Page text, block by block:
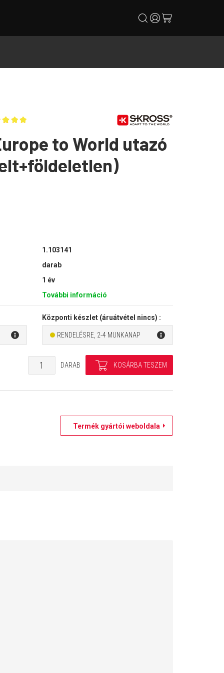
search usercart
to World utazó
1.103141
darab
1 év
További információ
Központi készlet (áruátvétel nincs) :
RENDELÉSRE, 2-4 MUNKANAP
DARAB
Termék gyártói weboldala